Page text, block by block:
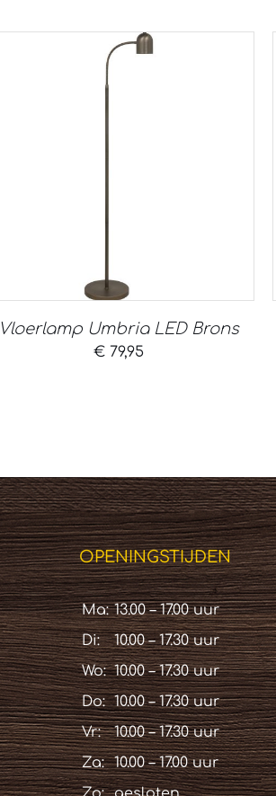
Vloerlamp Umbria LED Brons
€79,95
OPENINGSTIJDEN
Ma: 13.00 – 17.00 uur
Di:
10.00 – 17.30 uur
Wo: 10.00 – 17.30 uur
Do: 10.00 – 17.30 uur
Vr:
10.00 – 17.30 uur
Za:
10.00 – 17.00 uur